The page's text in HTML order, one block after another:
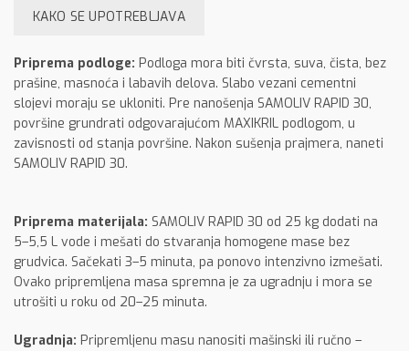
KAKO SE UPOTREBLJAVA
Priprema podloge: Podloga mora biti čvrsta, suva, čista, bez
prašine, masnoća i labavih delova. Slabo vezani cementni
slojevi moraju se ukloniti. Pre nanošenja SAMOLIV RAPID 30,
površine grundrati odgovarajućom MAXIKRIL podlogom, u
zavisnosti od stanja površine. Nakon sušenja prajmera, naneti
SAMOLIV RAPID 30.
Priprema materijala: SAMOLIV RAPID 30 od 25 kg dodati na
5–5,5 L vode i mešati do stvaranja homogene mase bez
grudvica. Sačekati 3–5 minuta, pa ponovo intenzivno izmešati.
Ovako pripremljena masa spremna je za ugradnju i mora se
utrošiti u roku od 20–25 minuta.
Ugradnja: Pripremljenu masu nanositi mašinski ili ručno –